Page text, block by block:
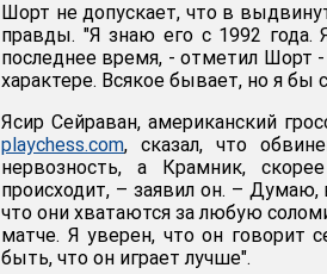
Шорт не допускает, что в
правды. "Я знаю его с 1992
последнее время, - отметил Шорт
характере. Всякое бывает, но я бы
Ясир Сейраван, американский
playchess.com, сказал, что
нервозность, а Крамник,
происходит, – заявил он. –
что они хватаются за любую
матче. Я уверен, что он
быть, что он играет лучше".